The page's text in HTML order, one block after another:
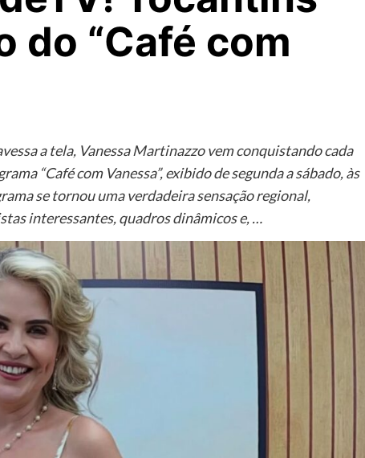
do “Café com
a tela, Vanessa Martinazzo vem conquistando cada
“Café com Vanessa”, exibido de segunda a sábado, às
se tornou uma verdadeira sensação regional,
interessantes, quadros dinâmicos e, …